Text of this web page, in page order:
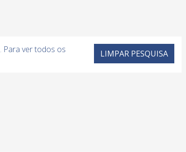
. Para ver todos os
LIMPAR PESQUISA